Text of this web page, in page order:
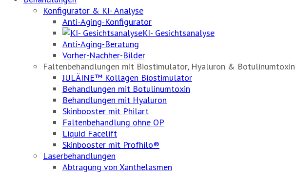
Konfigurator & KI- Analyse
Anti-Aging-Konfigurator
KI- Gesichtsanalyse
Anti-Aging-Beratung
Vorher-Nachher-Bilder
Faltenbehandlungen mit Biostimulator, Hyaluron & Botulinumtoxin
JULÄINE™ Kollagen Biostimulator
Behandlungen mit Botulinumtoxin
Behandlungen mit Hyaluron
Skinbooster mit Philart
Faltenbehandlung ohne OP
Liquid Facelift
Skinbooster mit Profhilo®
Laserbehandlungen
Abtragung von Xanthelasmen